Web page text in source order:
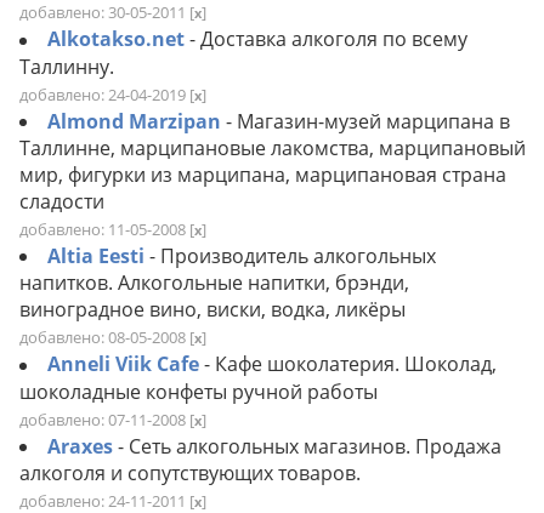
добавлено: 30-05-2011 [x]
Alkotakso.net- Доставка алкоголя по всему
Таллинну.
добавлено: 24-04-2019 [x]
Almond Marzipan - Магазин-музей марципана в
Таллинне, марципановые лакомства, марципановый
мир, фигурки из марципана, марципановая страна
сладости
добавлено: 11-05-2008 [x]
Altia Eesti - Производитель алкогольных
напитков. Алкогольные напитки, брэнди,
виноградное вино, виски, водка, ликёры
добавлено: 08-05-2008 [x]
Anneli Viik Cafe- Кафе шоколатерия. Шоколад,
шоколадные конфеты ручной работы
добавлено: 07-11-2008 [x]
Araxes- Сеть алкогольных магазинов. Продажа
алкоголя и сопутствующих товаров.
добавлено: 24-11-2011 [x]